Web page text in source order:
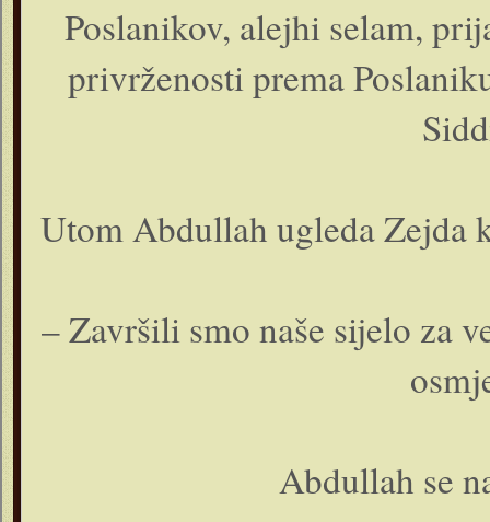
Poslanikov, alejhi selam,
privrženosti prema
Utom Abdullah ugleda Zejda
– Završili smo naše sijelo za
Abdullah se